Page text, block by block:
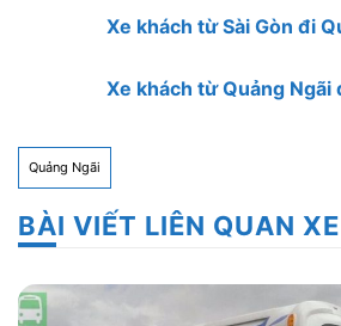
Xe khách từ Sài Gòn đi
Xe khách từ Quảng Ngãi
Quảng Ngãi
BÀI VIẾT LIÊN QUAN